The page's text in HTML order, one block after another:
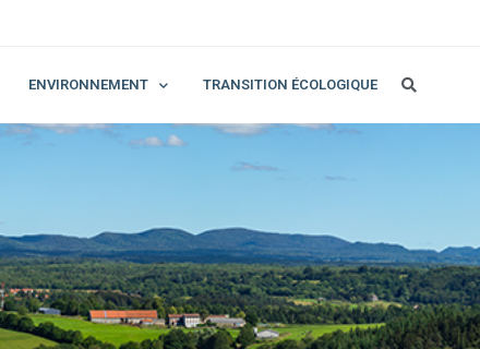
ENVIRONNEMENT TRANSITION ÉCOLOGIQUE